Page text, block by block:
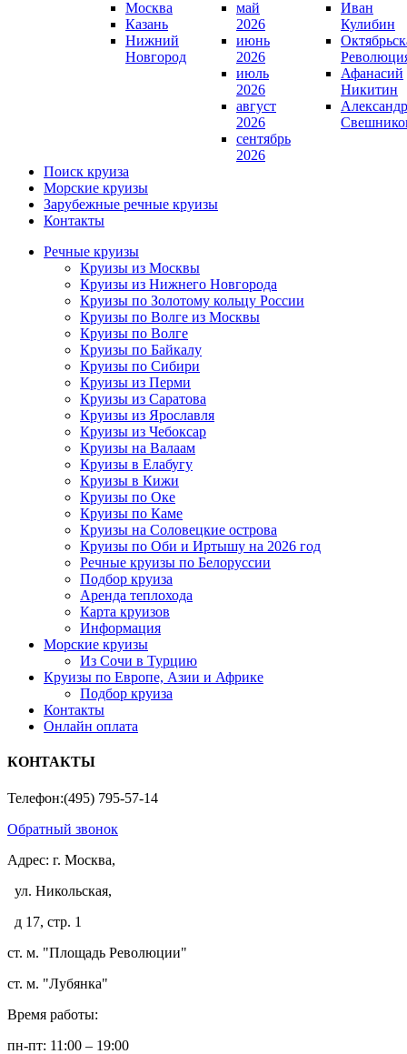
Москва
Казань
Нижний
Новгород
май
2026
июнь
2026
июль
2026
август
2026
сентябрь
2026
Иван
Кулибин
Афанасий
Никитин
Александр
Поиск круиза
Морские круизы
Зарубежные речные круизы
Контакты
Речные круизы
Круизы из Москвы
Круизы из Нижнего Новгорода
Круизы по Золотому кольцу России
Круизы по Волге из Москвы
Круизы по Волге
Круизы по Байкалу
Круизы по Сибири
Круизы из Перми
Круизы из Саратова
Круизы из Ярославля
Круизы из Чебоксар
Круизы на Валаам
Круизы в Елабугу
Круизы в Кижи
Круизы по Оке
Круизы по Каме
Круизы на Соловецкие острова
Круизы по Оби и Иртышу на 2026 год
Речные круизы по Белоруссии
Подбор круиза
Аренда теплохода
Карта круизов
Информация
Морские круизы
Из Сочи в Турцию
Круизы по Европе, Азии и Африке
Подбор круиза
Контакты
Онлайн оплата
КОНТАКТЫ
Телефон:(495) 795-57-14
Обратный звонок
Адрес: г. Москва,
ул. Никольская,
д 17, стр. 1
ст. м. "Площадь Революции"
ст. м. "Лубянка"
Время работы:
пн-пт: 11:00 – 19:00